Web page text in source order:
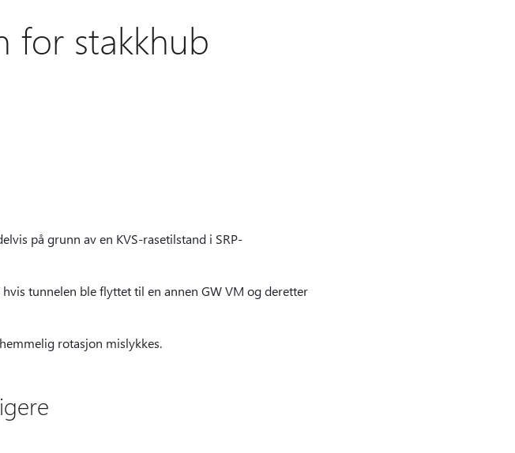
for stakkhub
på grunn av en KVS-rasetilstand i SRP-
tunnelen ble flyttet til en annen GW VM og deretter
rotasjon mislykkes.